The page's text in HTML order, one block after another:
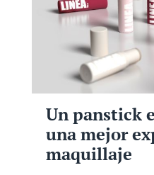
Un panstick
una mejor
maquillaje